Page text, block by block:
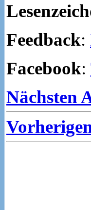
Feedback:
Facebook:
Nächsten